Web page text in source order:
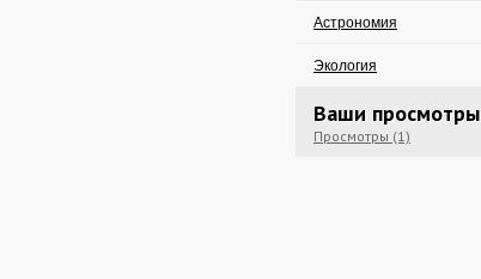
Астрономия
Экология
Ваши просмотры
Просмотры (1)